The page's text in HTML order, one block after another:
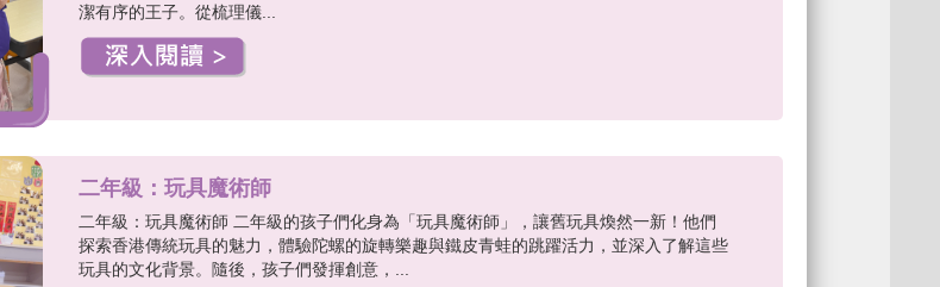
潔有序的王子。從梳理儀...
二年級：玩具魔術師
二年級：玩具魔術師 二年級的孩子們化身為「玩具魔術師」，讓舊玩具煥然一新！他們
探索香港傳統玩具的魅力，體驗陀螺的旋轉樂趣與鐵皮青蛙的跳躍活力，並深入了解這些
玩具的文化背景。隨後，孩子們發揮創意，...